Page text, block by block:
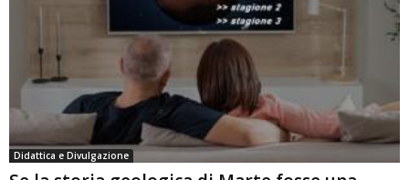
Didattica e Divulgazione